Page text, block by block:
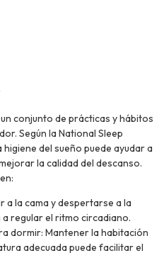
conjunto de prácticas y hábitos
Según la National Sleep
del sueño puede ayudar a
la calidad del descanso.
a la cama y despertarse a la
regular el ritmo circadiano.
dormir: Mantener la habitación
adecuada puede facilitar el